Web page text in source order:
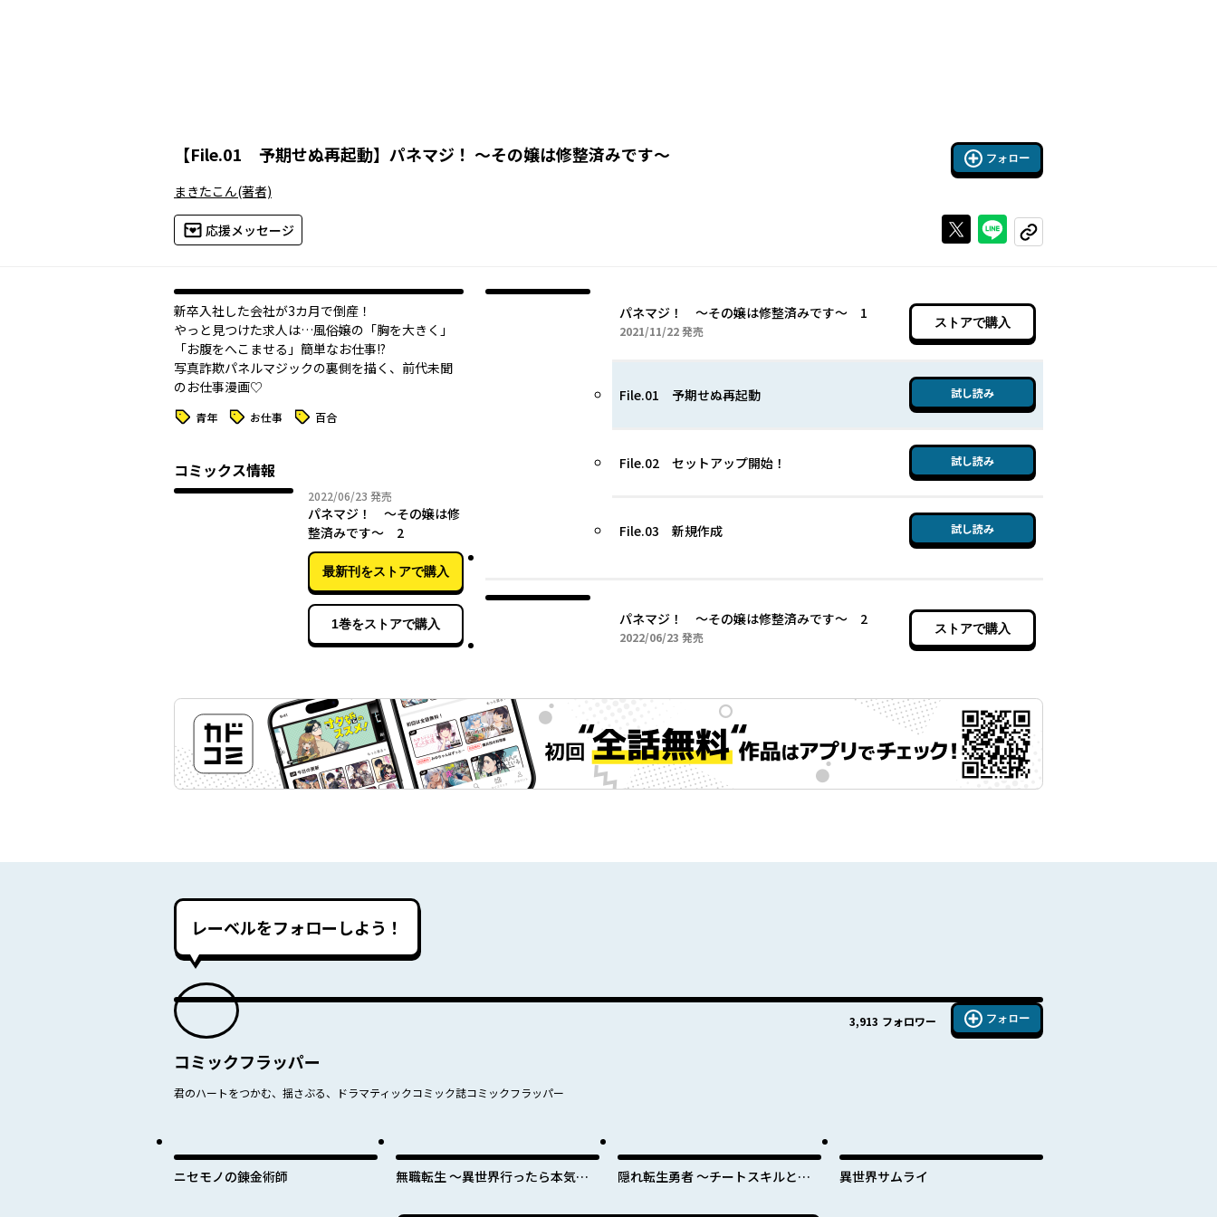
【File.01 予期せぬ再起動】 パネマジ！ ～その嬢は修整済みです～ フォロー
まきたこん(著者)
応援メッセージ Xで投稿するラインでシェアする
コピーする
新卒入社した会社が3カ月で倒産！
やっと見つけた求人は…風俗嬢の「胸を大きく」
「お腹をへこませる」簡単なお仕事!?
写真詐欺パネルマジックの裏側を描く、前代未聞
のお仕事漫画♡
タグ 青年 タグ お仕事 タグ 百合
コミックス情報
2022/06/23 2022年06月23日
発売
パネマジ！ ～その嬢は修
整済みです～ 2
最新刊をストアで購入
1巻をストアで購入
パネマジ！ ～その嬢は修整済みです～ 1
2021/11/222021年11月22日
発売
ストアで購入
File.01 予期せぬ再起動 試し読み
File.02 セットアップ開始！ 試し読み
File.03 新規作成 試し読み
パネマジ！ ～その嬢は修整済みです～ 2
2022/06/23 2022年06月23日
発売
ストアで購入
レーベルをフォローしよう！
3,913 フォロワー フォロー
コミックフラッパー
君のハートをつかむ、揺さぶる、ドラマティックコミック誌コミックフラッパー
ニセモノの錬金術師
無職転生 ～異世界行ったら本気だ
隠れ転生勇者 ～チートスキルと勇
んでやる！～
異世界サムライ